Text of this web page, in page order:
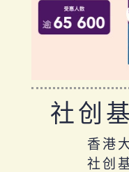
社创
香港
社创